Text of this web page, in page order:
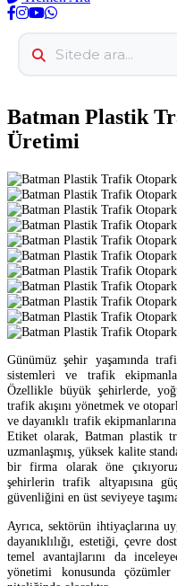
Batman Plastik
Üretimi
Günümüz şehir yaşamında
sistemleri ve trafik
Özellikle büyük şehirlerde,
trafik akışını yönetmek ve
ve dayanıklı trafik
Etiket olarak, Batman plastik
uzmanlaşmış, yüksek kalite
bir firma olarak öne
şehirlerin trafik altyapısına
güvenliğini en üst seviyeye
Ayrıca, sektörün ihtiyaçlarına
dayanıklılığı, estetiği, çevre
temel avantajlarını da
yönetimi konusunda